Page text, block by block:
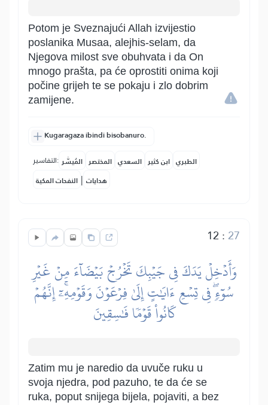
Potom je Sveznajući Allah izvijestio
poslanika Musaa, alejhis-selam, da
Njegova milost sve obuhvata i da On
mnogo prašta, pa će oprostiti onima koji
počine grijeh te se pokaju i zlo dobrim
zamijene.
Kugaragaza ibindi bisobanuro.
التفاسير: المُيسَّر المختصر السعدي ابن كثير الطبري
النفحات المكية | هدايات
12 : 27
وَأَدۡخِلۡ يَدَكَ فِي جَيۡبِكَ تَخۡرُجۡ بَيۡضَآءَ مِنۡ غَيۡرِ
سُوٓءٖۖ فِي تِسۡعِ ءَايَٰتٍ إِلَىٰ فِرۡعَوۡنَ وَقَوۡمِهِۦٓۚ إِنَّهُمۡ
كَانُواْ قَوۡمٗا فَٰسِقِينَ
Zatim mu je naredio da uvuče ruku u
svoja njedra, pod pazuho, te da će se
ruka, poput snijega bijela, pojaviti, a bez